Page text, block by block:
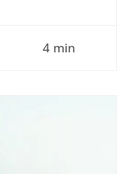
4 min